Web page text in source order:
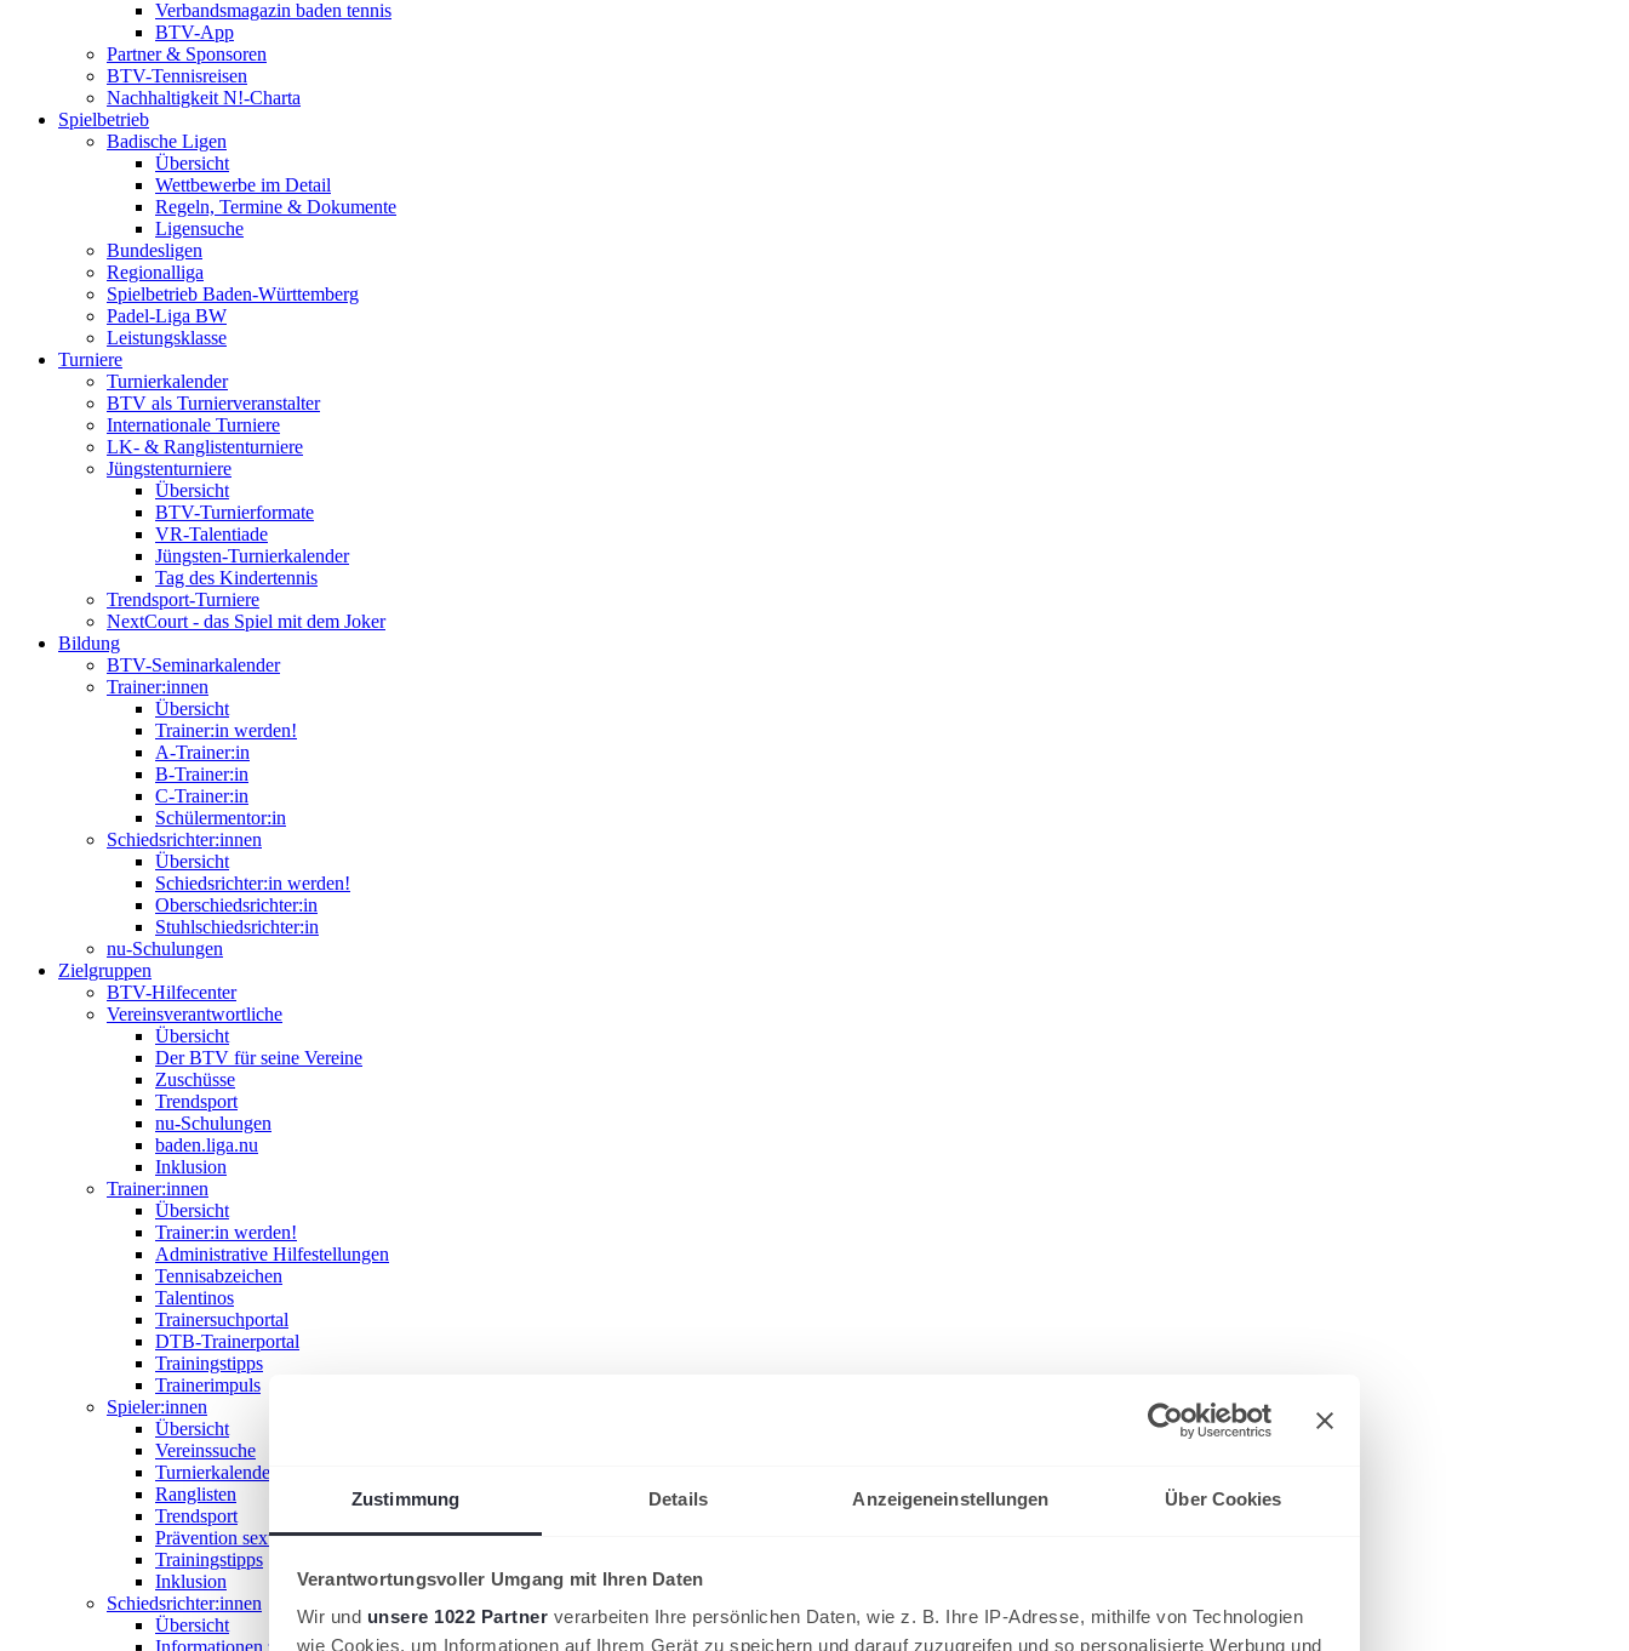
Zustimmung Details Anzeigeneinstellungen Über Cookies
Verantwortungsvoller Umgang mit Ihren Daten
Wir und unsere 1022 Partner verarbeiten Ihre persönlichen Daten, wie z. B. Ihre IP-Adresse, mithilfe von Technologien
wie Cookies, um Informationen auf Ihrem Gerät zu speichern und darauf zuzugreifen und so personalisierte Werbung und
Verbandsmagazin baden tennis
BTV-App
Partner & Sponsoren
BTV-Tennisreisen
Nachhaltigkeit N!-Charta
Spielbetrieb
Badische Ligen
Übersicht
Wettbewerbe im Detail
Regeln, Termine & Dokumente
Ligensuche
Bundesligen
Regionalliga
Spielbetrieb Baden-Württemberg
Padel-Liga BW
Leistungsklasse
Turniere
Turnierkalender
BTV als Turnierveranstalter
Internationale Turniere
LK- & Ranglistenturniere
Jüngstenturniere
Übersicht
BTV-Turnierformate
VR-Talentiade
Jüngsten-Turnierkalender
Tag des Kindertennis
Trendsport-Turniere
NextCourt - das Spiel mit dem Joker
Bildung
BTV-Seminarkalender
Trainer:innen
Übersicht
Trainer:in werden!
A-Trainer:in
B-Trainer:in
C-Trainer:in
Schülermentor:in
Schiedsrichter:innen
Übersicht
Schiedsrichter:in werden!
Oberschiedsrichter:in
Stuhlschiedsrichter:in
nu-Schulungen
Zielgruppen
BTV-Hilfecenter
Vereinsverantwortliche
Übersicht
Der BTV für seine Vereine
Zuschüsse
Trendsport
nu-Schulungen
baden.liga.nu
Inklusion
Trainer:innen
Übersicht
Trainer:in werden!
Administrative Hilfestellungen
Tennisabzeichen
Talentinos
Trainersuchportal
DTB-Trainerportal
Trainingstipps
Trainerimpuls
Spieler:innen
Übersicht
Vereinssuche
Turnierkalender
Ranglisten
Trendsport
Prävention sexualisierter Gewalt
Trainingstipps
Inklusion
Schiedsrichter:innen
Übersicht
Informationen zum Schiedsrichterwesen